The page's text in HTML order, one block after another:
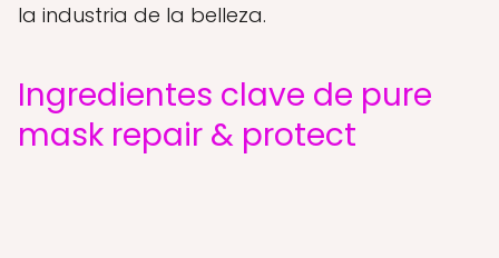
la industria de la belleza.
Ingredientes clave de pure
mask repair & protect